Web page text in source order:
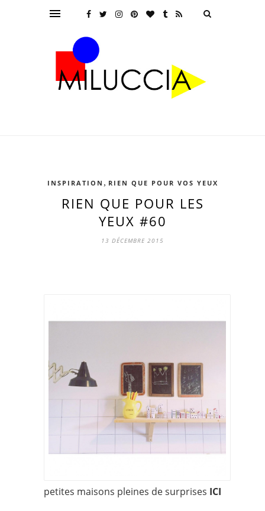
INSPIRATION , RIEN QUE POUR VOS YEUX
RIEN QUE POUR LES
YEUX #60
13 DÉCEMBRE 2015
petites maisons pleines de surprises ICI